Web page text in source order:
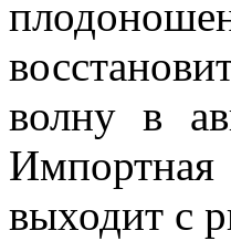
волну в
выходит с